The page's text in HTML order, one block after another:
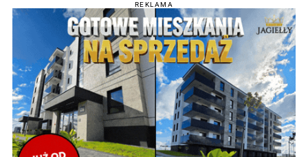
REKLAMA